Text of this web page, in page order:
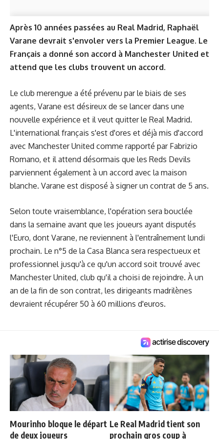
Après 10 années passées au Real Madrid, Raphaël
Varane devrait s'envoler vers la Premier League. Le
Français a donné son accord à Manchester United et
attend que les clubs trouvent un accord.
Le club merengue a été prévenu par le biais de ses
agents, Varane est désireux de se lancer dans une
nouvelle expérience et il veut quitter le Real Madrid.
L'international français s'est d'ores et déjà mis d'accord
avec Manchester United comme rapporté par Fabrizio
Romano, et il attend désormais que les Reds Devils
parviennent également à un accord avec la maison
blanche. Varane est disposé à signer un contrat de 5 ans.
Selon toute vraisemblance, l'opération sera bouclée
dans la semaine avant que les joueurs ayant disputés
l'Euro, dont Varane, ne reviennent à l'entraînement lundi
prochain. Le n°5 de la Casa Blanca sera respectueux et
professionnel jusqu'à ce qu'un accord soit trouvé avec
Manchester United, club qu'il a choisi de rejoindre. À un
an de la fin de son contrat, les dirigeants madrilènes
devraient récupérer 50 à 60 millions d'euros.
Mourinho bloque le départ
de deux joueurs
Le Real Madrid tient son
prochain gros coup à